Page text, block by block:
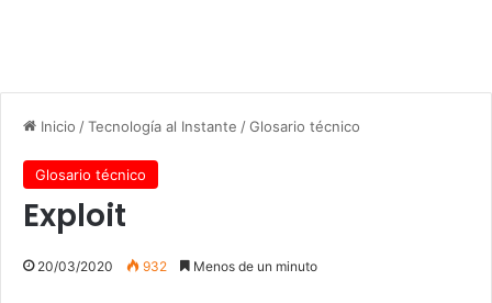
Inicio /Tecnología al Instante /Glosario técnico
Glosario técnico
Exploit
20/03/2020 932 Menos de un minuto